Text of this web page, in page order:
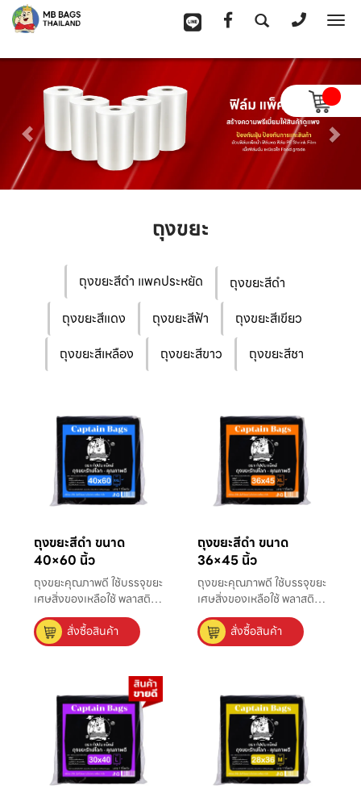
ถุงขยะ
ถุงขยะสีดำ แพคประหยัด
ถุงขยะสีดำ
ถุงขยะสีแดง
ถุงขยะสีฟ้า
ถุงขยะสีเขียว
ถุงขยะสีเหลือง
ถุงขยะสีขาว ถุงขยะสีชา
ถุงขยะสีดำ ขนาด
40×60 นิ้ว
ถุงขยะคุณภาพดี ใช้บรรจุขยะ
เศษสิ่งของเหลือใช้ พลาสติก
ที่มีความหนาแน่นสูง แข็ง
แรง ไม่มีกลิ่น ใส่ขยะได้มาก
ถึง 300+ ลิตร เหมาะใช้กับ
อุตสาหกรรมโรงงานขนาด
ใหญ่ และพื้นที่สาธารณะ
สั่งซื้อสินค้า
ถุงขยะสีดำ ขนาด
36×45 นิ้ว
ถุงขยะคุณภาพดี ใช้บรรจุขยะ
เศษสิ่งของเหลือใช้ พลาสติก
ที่มีความหนาแน่นสูง แข็ง
แรง ไม่มีกลิ่น ใส่ขยะได้มาก
ถึง 245 ลิตร เหมาะใช้กับถัง
ใช้งานเพื่อรองรับขยะชุมชน
สั่งซื้อสินค้า